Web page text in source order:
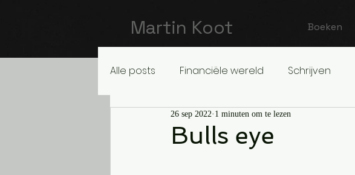
Martin Koot Boeken
Alle posts Financiële wereld Schrijven
Bulls eye
26 sep 2022 1 minuten om te lezen